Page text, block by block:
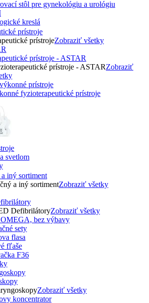
kreslá
prístroje
prístrojeZobraziť všetky
prístroje - ASTAR
prístroje - ASTARZobraziť
fyzioterapeutické prístroje
iný sortiment
a iný sortimentZobraziť všetky
DefibrilátoryZobraziť všetky
sety
fľaše
Zobraziť všetky